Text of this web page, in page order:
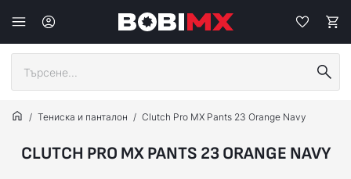
Тениска и панталон Clutch Pro MX Pants 23 Orange Navy
CLUTCH PRO MX PANTS 23 ORANGE NAVY